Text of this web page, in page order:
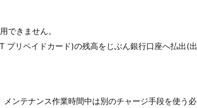
できません。
プリペイドカード)の残高をじぶん銀行口座へ払出(出
メンテナンス作業時間中は別のチャージ手段を使う必